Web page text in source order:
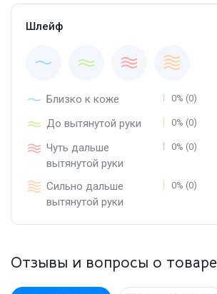
Шлейф
Близко к коже 0% (0)
До вытянутой руки 0% (0)
Чуть дальше
вытянутой руки
0% (0)
Сильно дальше
вытянутой руки
0% (0)
Отзывы и вопросы о товаре